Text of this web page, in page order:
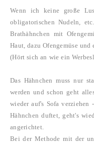
Wenn ich keine große
obligatorischen Nudeln,
Brathähnchen mit
Haut, dazu Ofengemüse
(Hört sich an wie ein
Das Hähnchen muss nur
werden und schon geht
wieder auf's Sofa verziehen
Hähnchen duftet, geht's
angerichtet.
Bei der Methode mit der